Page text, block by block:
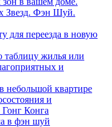
Звезд. Фэн Шуй.
для переезда в новую
таблицу жилья или
и
небольшой квартире
и
Конга
в фэн шуй